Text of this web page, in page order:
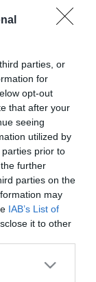
parties, or
for
opt-out
that after your
seeing
utilized by
prior to
further
parties on the
may
IAB’s List of
it to other
more Google
Χρήστος
μέτρου
Μαΐου,